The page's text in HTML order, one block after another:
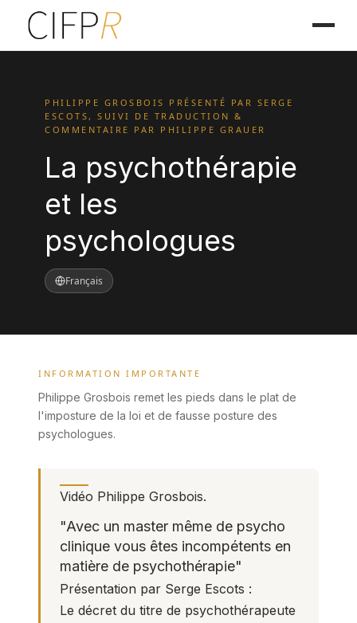
PHILIPPE GROSBOIS PRÉSENTÉ PAR SERGE
ESCOTS, SUIVI DE TRADUCTION &
COMMENTAIRE PAR PHILIPPE GRAUER
La psychothérapie
et les
psychologues
Français
INFORMATION IMPORTANTE
Philippe Grosbois remet les pieds dans le plat de
l'imposture de la loi et de fausse posture des
psychologues.
Vidéo Philippe Grosbois.
"Avec un master même de psycho
clinique vous êtes incompétents en
matière de psychothérapie"
Présentation par Serge Escots :
Le décret du titre de psychothérapeute